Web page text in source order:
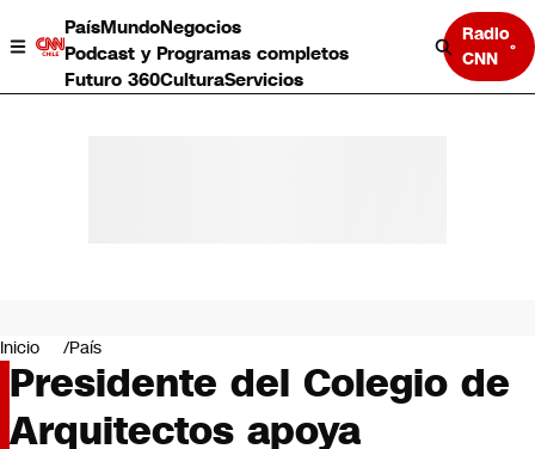
PaísMundoNegocios
Podcast y Programas completos
Futuro 360CulturaServicios
Radio
CNN
Negocios
Deportes
Programas completos
Cultura
Inicio País
Presidente del Colegio de
Arquitectos apoya